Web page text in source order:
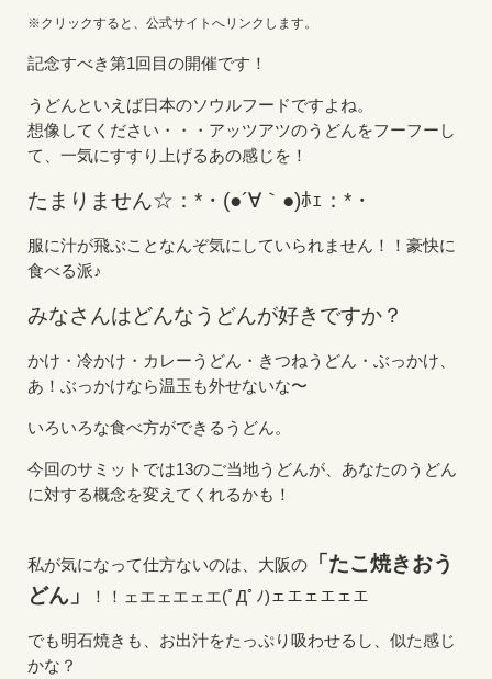
※クリックすると、公式サイトへリンクします。
記念すべき第1回目の開催です！
うどんといえば日本のソウルフードですよね。
想像してください・・・アッツアツのうどんをフーフーし
て、一気にすすり上げるあの感じを！
たまりません☆：*・(●´∀｀●)ﾎｪ：*・
服に汁が飛ぶことなんぞ気にしていられません！！豪快に
食べる派♪
みなさんはどんなうどんが好きですか？
かけ・冷かけ・カレーうどん・きつねうどん・ぶっかけ、
あ！ぶっかけなら温玉も外せないな〜
いろいろな食べ方ができるうどん。
今回のサミットでは13のご当地うどんが、あなたのうどん
に対する概念を変えてくれるかも！
私が気になって仕方ないのは、大阪の
「たこ焼きおう
どん」
！！ェエェエェエ(ﾟДﾟﾉ)ェエェエェエ
でも明石焼きも、お出汁をたっぷり吸わせるし、似た感じ
かな？